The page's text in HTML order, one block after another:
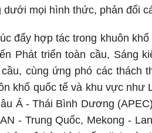
mọi hình thức, phản đối
đẩy hợp tác trong khuôn
Phát triển toàn cầu, Sáng
cùng ứng phó các thách
khổ quốc tế và khu vực
Á - Thái Bình Dương
- Trung Quốc, Mekong -